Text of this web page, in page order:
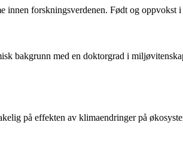
innen forskningsverdenen. Født og
bakgrunn med en doktorgrad i
på effekten av klimaendringer på